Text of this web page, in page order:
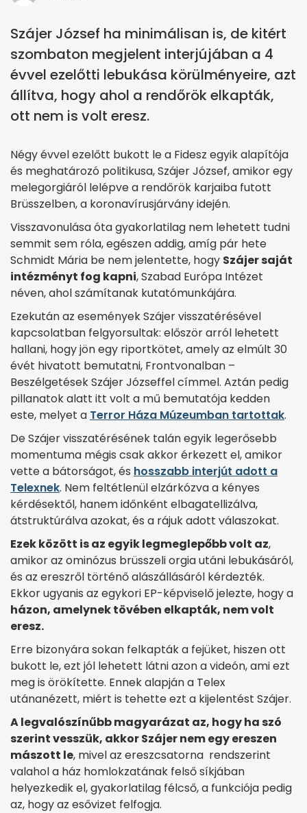
Szájer József ha minimálisan is, de kitért
szombaton megjelent interjújában a 4
évvel ezelőtti lebukása körülményeire, azt
állítva, hogy ahol a rendőrök elkapták,
ott nem is volt eresz.
Négy évvel ezelőtt bukott le a Fidesz egyik alapítója
és meghatározó politikusa, Szájer József, amikor egy
melegorgiáról lelépve a rendőrök karjaiba futott
Brüsszelben, a koronavírusjárvány idején.
Visszavonulása óta gyakorlatilag nem lehetett tudni
semmit sem róla, egészen addig, amíg pár hete
Schmidt Mária be nem jelentette, hogy Szájer saját
intézményt fog kapni, Szabad Európa Intézet
néven, ahol számítanak kutatómunkájára.
Ezekután az események Szájer visszatérésével
kapcsolatban felgyorsultak: először arról lehetett
hallani, hogy jön egy riportkötet, amely az elmúlt 30
évét hivatott bemutatni, Frontvonalban –
Beszélgetések Szájer Józseffel címmel. Aztán pedig
pillanatok alatt itt volt a mű bemutatója kedden
este, melyet a Terror Háza Múzeumban tartottak.
De Szájer visszatérésének talán egyik legerősebb
momentuma mégis csak akkor érkezett el, amikor
vette a bátorságot, és hosszabb interjút adott a
Telexnek. Nem feltétlenül elzárkózva a kényes
kérdésektől, hanem időnként elbagatellizálva,
átstruktúrálva azokat, és a rájuk adott válaszokat.
Ezek között is az egyik legmeglepőbb volt az,
amikor az ominózus brüsszeli orgia utáni lebukásáról,
és az ereszről történő alászállásáról kérdezték.
Ekkor ugyanis az egykori EP-képviselő jelezte, hogy a
házon, amelynek tövében elkapták, nem volt
eresz.
Erre bizonyára sokan felkapták a fejüket, hiszen ott
bukott le, ezt jól lehetett látni azon a videón, ami ezt
meg is örökítette. Ennek alapján a Telex
utánanézett, miért is tehette ezt a kijelentést Szájer.
A legvalószínűbb magyarázat az, hogy ha szó
szerint vesszük, akkor Szájer nem egy ereszen
mászott le, mivel az ereszcsatorna rendszerint
valahol a ház homlokzatának felső síkjában
helyezkedik el, gyakorlatilag félcső, a funkciója pedig
az, hogy az esővizet felfogja.